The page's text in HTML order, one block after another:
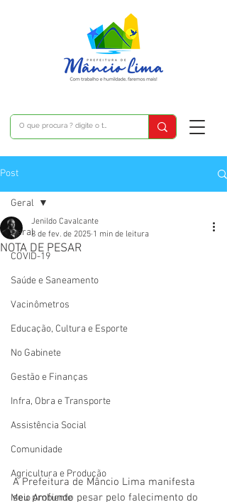
Post
Geral
COVID-19
Saúde e Saneamento
Vacinômetros
Educação, Cultura e Esporte
No Gabinete
Gestão e Finanças
Infra, Obra e Transporte
Assistência Social
Comunidade
Agricultura e Produção
Meio Ambiente
Geral
NOTA DE PESAR
Jenildo Cavalcante
8 de fev. de 2025 1 min de leitura
A Prefeitura de Mâncio Lima manifesta
seu profundo pesar pelo falecimento do